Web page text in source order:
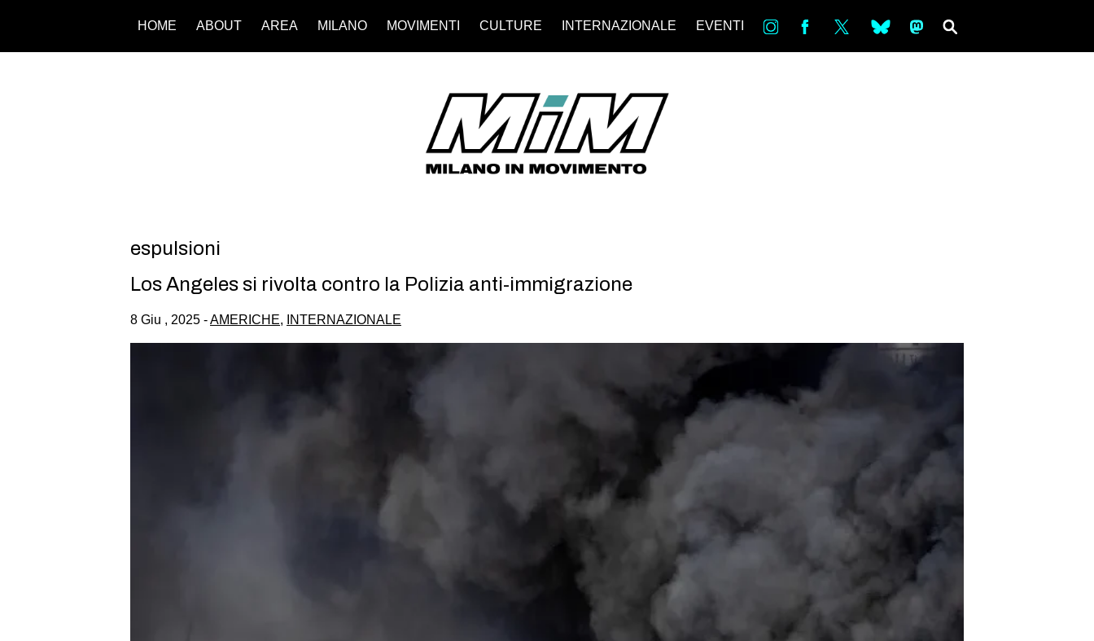
HOME ABOUT AREA MILANO MOVIMENTI CULTURE INTERNAZIONALE EVENTI in bsky ms
espulsioni
Los Angeles si rivolta contro la Polizia anti-immigrazione
8 Giu , 2025 -AMERICHE, INTERNAZIONALE